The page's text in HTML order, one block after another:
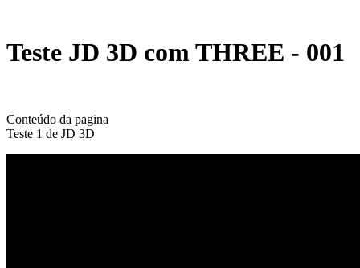
Teste JD 3D com THREE - 001
Conteúdo da pagina
Teste 1 de JD 3D